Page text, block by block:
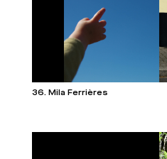
36. Mila Ferrières